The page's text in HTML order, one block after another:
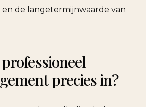
de langetermijnwaarde van
precies in?